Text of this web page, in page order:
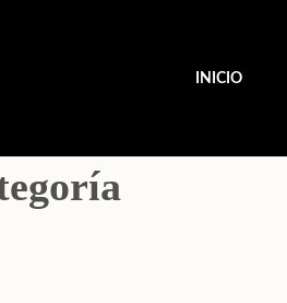
INICIO